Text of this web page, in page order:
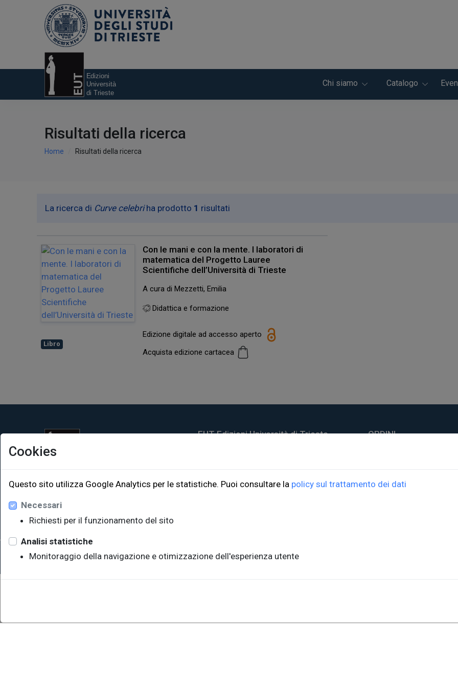
Chi siamo Catalogo
Risultati della ricerca
Home Risultati della ricerca
La ricerca di Curve celebriha prodotto 1 risultati
Libro
Con le mani e con la mente. I laboratori di
matematica del Progetto Lauree
Scientifiche dell’Università di Trieste
A cura di Mezzetti, Emilia
Didattica e formazione
Edizione digitale ad accesso aperto
Acquista edizione cartacea
EUT Edizioni Università di Trieste
eut@units.it
ORDINI
Condizioni di vendita
Sede legale: Università degli Studi di Trieste - Piazzale Europa,1 - 34127, Trieste, Italia
P.IVA 00211830328 - C.F. 80013890324 - P.E.C.: ateneo@pec.units.it
Cookies
Questo sito utilizza Google Analytics per le statistiche. Puoi consultare la policy sul trattamento dei dati
Necessari
Richiesti per il funzionamento del sito
Analisi statistiche
Monitoraggio della navigazione e otimizzazione dell'esperienza utente